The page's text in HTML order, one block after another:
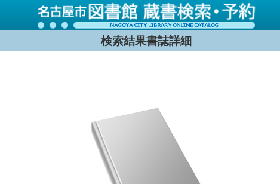
検索結果書誌詳細